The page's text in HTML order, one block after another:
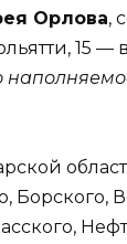
Орлова,
15 —